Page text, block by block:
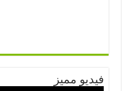
فيديو مميز